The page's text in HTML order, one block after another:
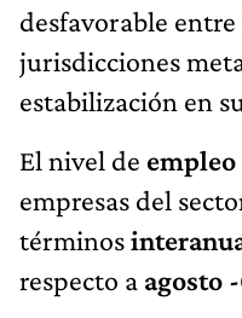
desfavorable
jurisdicciones
estabilización en
El nivel de empleo
empresas del
términos
respecto a agosto